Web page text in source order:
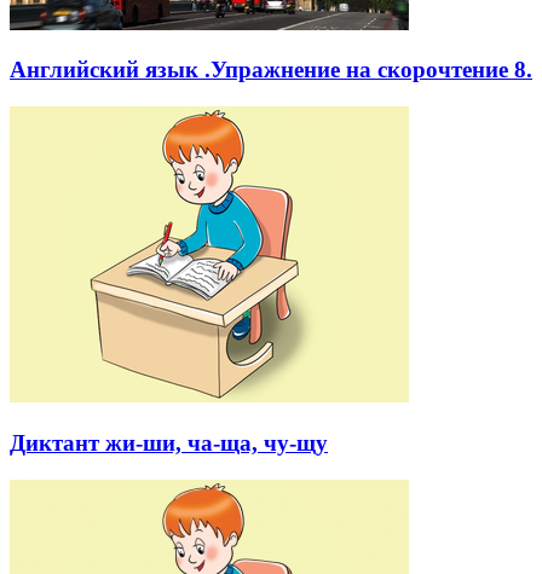
Английский язык .Упражнение на скорочтение 8.
Диктант жи-ши, ча-ща, чу-щу